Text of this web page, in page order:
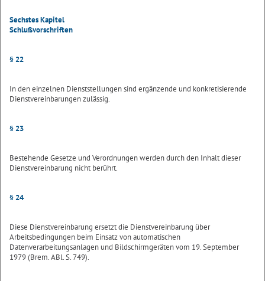
Sechstes Kapitel
Schlußvorschriften
§ 22
In den einzelnen Dienststellungen sind ergänzende und konkretisierende
Dienstvereinbarungen zulässig.
§ 23
Bestehende Gesetze und Verordnungen werden durch den Inhalt dieser
Dienstvereinbarung nicht berührt.
§ 24
Diese Dienstvereinbarung ersetzt die Dienstvereinbarung über
Arbeitsbedingungen beim Einsatz von automatischen
Datenverarbeitungsanlagen und Bildschirmgeräten vom 19. September
1979 (Brem. ABl. S. 749).